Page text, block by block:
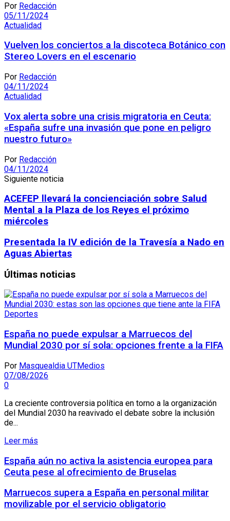
Por Redacción
05/11/2024
Actualidad
Vuelven los conciertos a la discoteca Botánico con
Stereo Lovers en el escenario
Por Redacción
04/11/2024
Actualidad
Vox alerta sobre una crisis migratoria en Ceuta:
«España sufre una invasión que pone en peligro
nuestro futuro»
Por Redacción
04/11/2024
Siguiente noticia
ACEFEP llevará la concienciación sobre Salud
Mental a la Plaza de los Reyes el próximo
miércoles
Presentada la IV edición de la Travesía a Nado en
Aguas Abiertas
Últimas noticias
Deportes
España no puede expulsar a Marruecos del
Mundial 2030 por sí sola: opciones frente a la FIFA
Por Masquealdia UTMedios
07/08/2026
0
La creciente controversia política en torno a la organización
del Mundial 2030 ha reavivado el debate sobre la inclusión
de...
Leer más
España aún no activa la asistencia europea para
Ceuta pese al ofrecimiento de Bruselas
Marruecos supera a España en personal militar
movilizable por el servicio obligatorio